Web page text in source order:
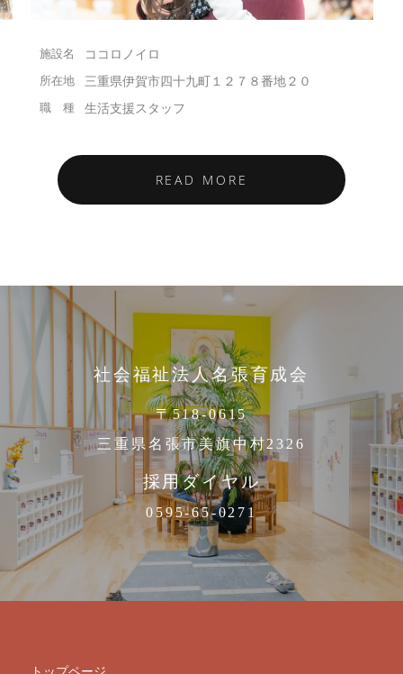
ココロノイロ
三重県伊賀市四十九町１２７８番地２０
生活支援スタッフ
READ MORE
社会福祉法人名張育成会
〒518-0615
三重県名張市美旗中村2326
採用ダイヤル
0595-65-0271